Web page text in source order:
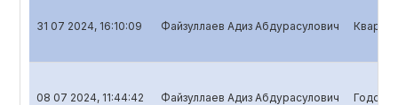
31 07 2024, 16:10:09 Файзуллаев Адиз Абдурасулович
08 07 2024, 11:44:42 Файзуллаев Адиз Абдурасулович